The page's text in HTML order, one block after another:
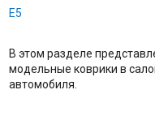
E5
В этом разделе
модельные коврики в
автомобиля.